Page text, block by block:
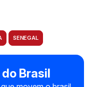
SENEGAL
Brasil